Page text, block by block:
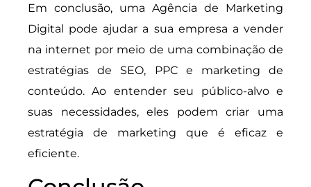
Em conclusão, uma Agência de Marketing
Digital pode ajudar a sua empresa a vender
na internet por meio de uma combinação de
estratégias de SEO, PPC e marketing de
conteúdo. Ao entender seu público-alvo e
suas necessidades, eles podem criar uma
estratégia de marketing que é eficaz e
eficiente.